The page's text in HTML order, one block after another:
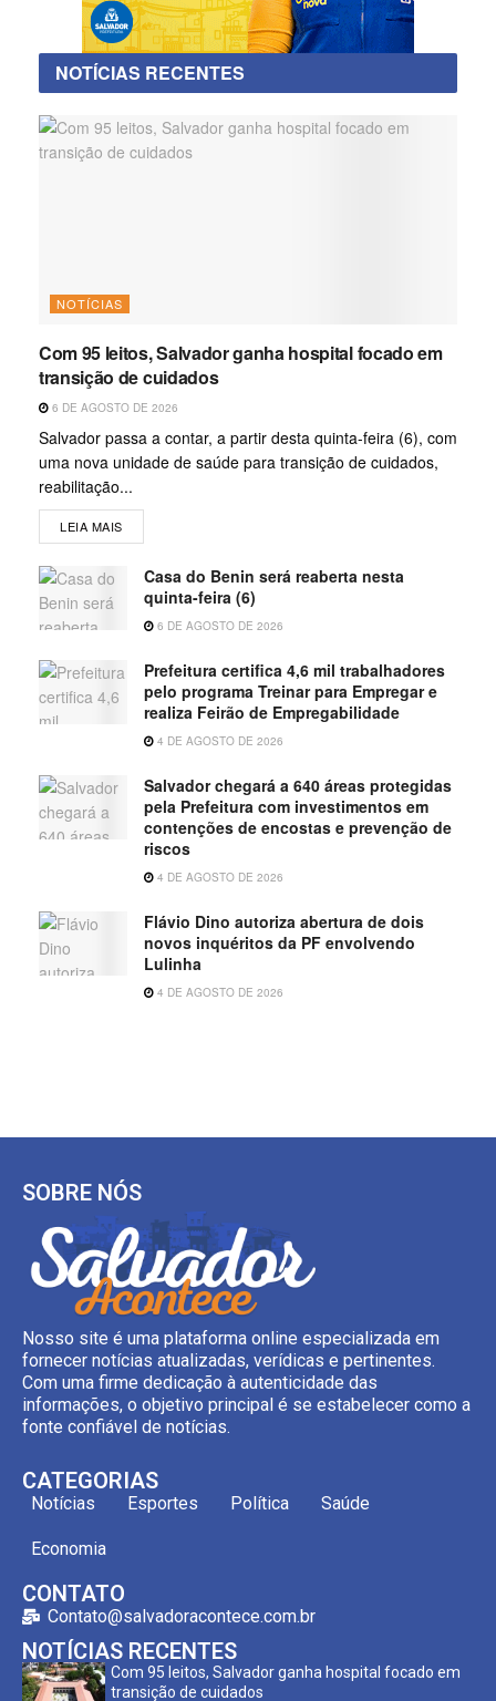
NOTÍCIAS RECENTES
NOTÍCIAS
Com 95 leitos, Salvador ganha hospital focado em
transição de cuidados
6 DE AGOSTO DE 2026
Salvador passa a contar, a partir desta quinta-feira (6), com
uma nova unidade de saúde para transição de cuidados,
reabilitação...
LEIA MAIS
Casa do Benin será reaberta nesta
quinta-feira (6)
6 DE AGOSTO DE 2026
Prefeitura certifica 4,6 mil trabalhadores
pelo programa Treinar para Empregar e
realiza Feirão de Empregabilidade
4 DE AGOSTO DE 2026
Salvador chegará a 640 áreas protegidas
pela Prefeitura com investimentos em
contenções de encostas e prevenção de
riscos
4 DE AGOSTO DE 2026
Flávio Dino autoriza abertura de dois
novos inquéritos da PF envolvendo
Lulinha
4 DE AGOSTO DE 2026
SOBRE NÓS
Nosso site é uma plataforma online especializada em
fornecer notícias atualizadas, verídicas e pertinentes.
Com uma firme dedicação à autenticidade das
informações, o objetivo principal é se estabelecer como a
fonte confiável de notícias.
CATEGORIAS
Notícias Esportes Política Saúde
Economia
CONTATO
Contato@salvadoracontece.com.br
NOTÍCIAS RECENTES
Com 95 leitos, Salvador ganha hospital focado em
transição de cuidados